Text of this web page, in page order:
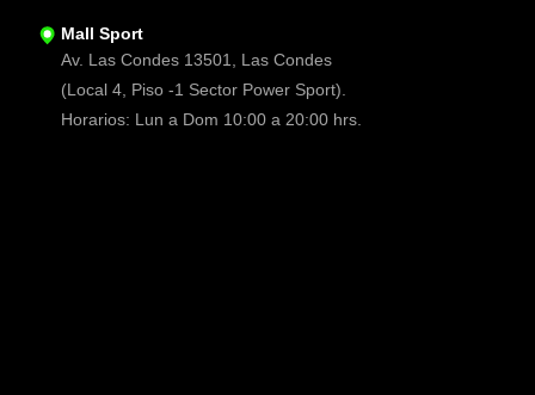
Mall Sport
Av. Las Condes 13501, Las Condes
(Local 4, Piso -1 Sector Power Sport).
Horarios: Lun a Dom 10:00 a 20:00 hrs.